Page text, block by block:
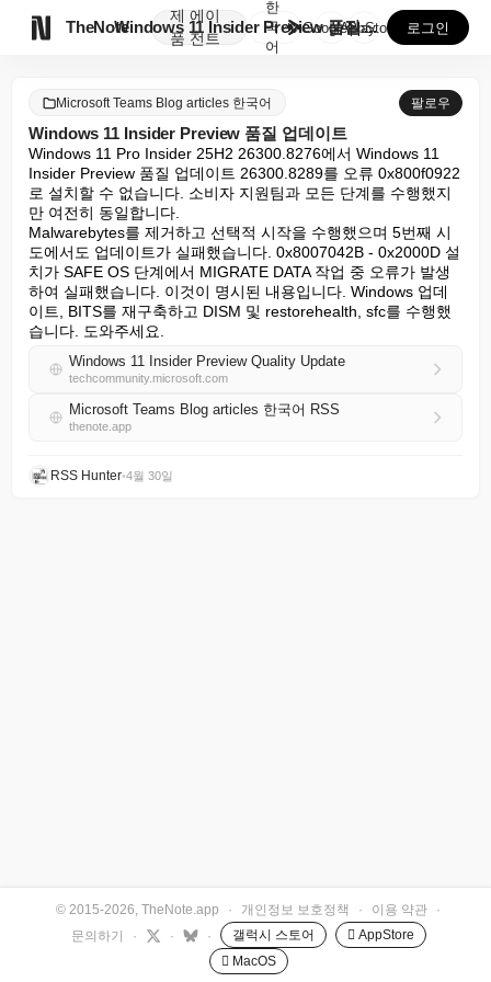
TheNote
제
품
에이
전트
Windows 11 Insider Preview 품질 ...
한
국
어
GooglePlay
AppStore 로그인
Microsoft Teams Blog articles 한국어 팔로우
Windows 11 Insider Preview 품질 업데이트
Windows 11 Pro Insider 25H2 26300.8276에서 Windows 11
Insider Preview 품질 업데이트 26300.8289를 오류 0x800f0922
로 설치할 수 없습니다. 소비자 지원팀과 모든 단계를 수행했지
만 여전히 동일합니다.
Malwarebytes를 제거하고 선택적 시작을 수행했으며 5번째 시
도에서도 업데이트가 실패했습니다. 0x8007042B - 0x2000D 설
치가 SAFE OS 단계에서 MIGRATE DATA 작업 중 오류가 발생
하여 실패했습니다. 이것이 명시된 내용입니다. Windows 업데
이트, BITS를 재구축하고 DISM 및 restorehealth, sfc를 수행했
습니다. 도와주세요.
Windows 11 Insider Preview Quality Update
techcommunity.microsoft.com
Microsoft Teams Blog articles 한국어 RSS
thenote.app
RSS Hunter•4월 30일
© 2015-2026, TheNote.app · 개인정보 보호정책 · 이용 약관
·
문의하기
· · · 갤럭시 스토어
 AppStore
 MacOS